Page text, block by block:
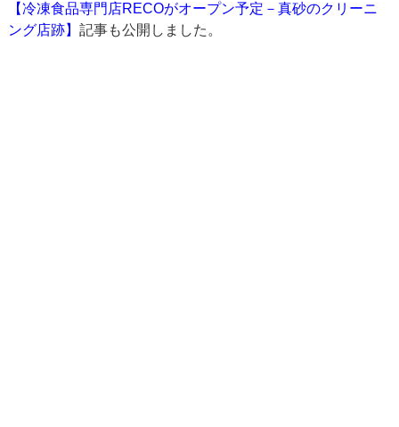
【冷凍食品専門店RECOがオープン予定－真砂のクリーニ
ング店跡】記事も公開しました。